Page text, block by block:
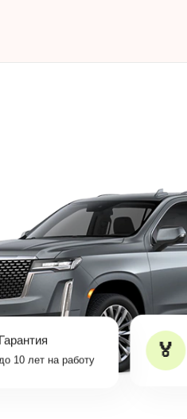
Гарантия
до 10 лет на работу